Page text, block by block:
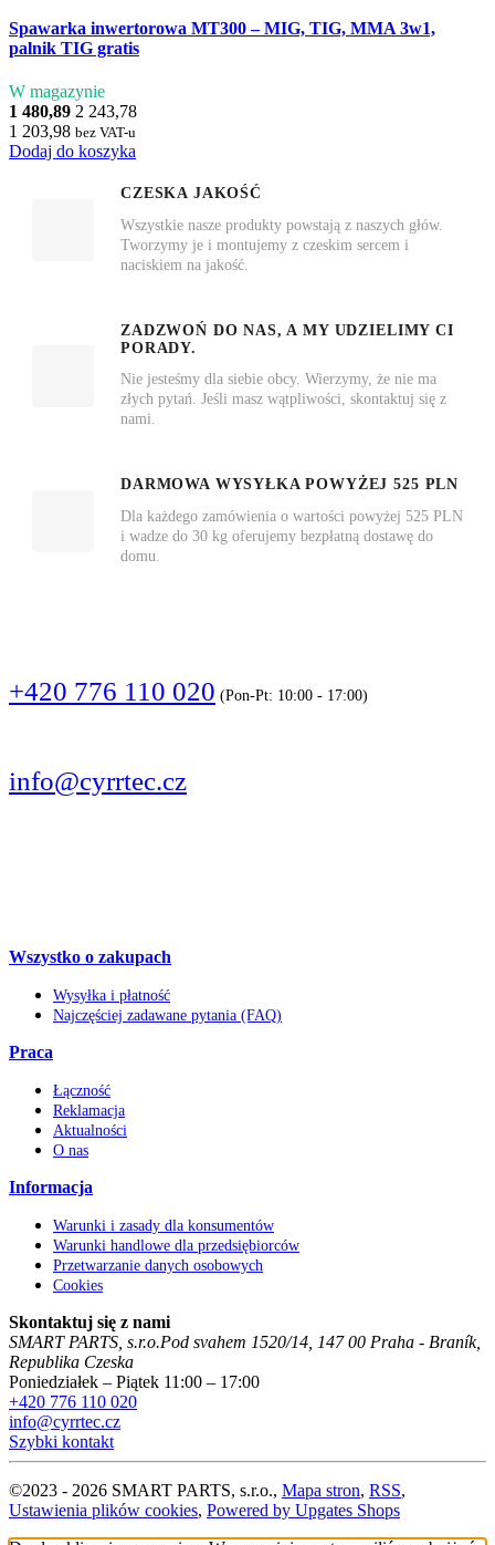
Spawarka inwertorowa MT300 – MIG, TIG, MMA 3w1,
palnik TIG gratis
W magazynie
1 480,89 2 243,78
1 203,98 bez VAT-u
Dodaj do koszyka
CZESKA JAKOŚĆ
Wszystkie nasze produkty powstają z naszych głów.
Tworzymy je i montujemy z czeskim sercem i
naciskiem na jakość.
ZADZWOŃ DO NAS, A MY UDZIELIMY CI
PORADY.
Nie jesteśmy dla siebie obcy. Wierzymy, że nie ma
złych pytań. Jeśli masz wątpliwości, skontaktuj się z
nami.
DARMOWA WYSYŁKA POWYŻEJ 525 PLN
Dla każdego zamówienia o wartości powyżej 525 PLN
i wadze do 30 kg oferujemy bezpłatną dostawę do
domu.
+420 776 110 020 (Pon-Pt: 10:00 - 17:00)
info@cyrrtec.cz
Wszystko o zakupach
Wysyłka i płatność
Najczęściej zadawane pytania (FAQ)
Praca
Łączność
Reklamacja
Aktualności
O nas
Informacja
Warunki i zasady dla konsumentów
Warunki handlowe dla przedsiębiorców
Przetwarzanie danych osobowych
Cookies
Skontaktuj się z nami
SMART PARTS, s.r.o.Pod svahem 1520/14 147 00 Praha - Braník,
Republika Czeska
Poniedziałek – Piątek 11:00 – 17:00
+420 776 110 020
info@cyrrtec.cz
Szybki kontakt
©2023 - 2026 SMART PARTS, s.r.o., Mapa stron, RSS,
Ustawienia plików cookies, Powered by Upgates Shops